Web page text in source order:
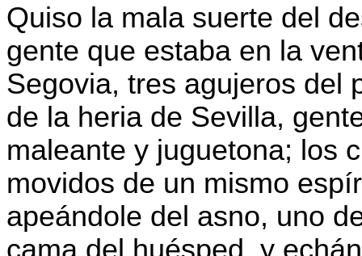
Quiso la mala suerte del
gente que estaba en la
Segovia, tres agujeros del
de la heria de Sevilla,
maleante y juguetona; los
movidos de un mismo
apeándole del asno, uno
cama del huésped, y